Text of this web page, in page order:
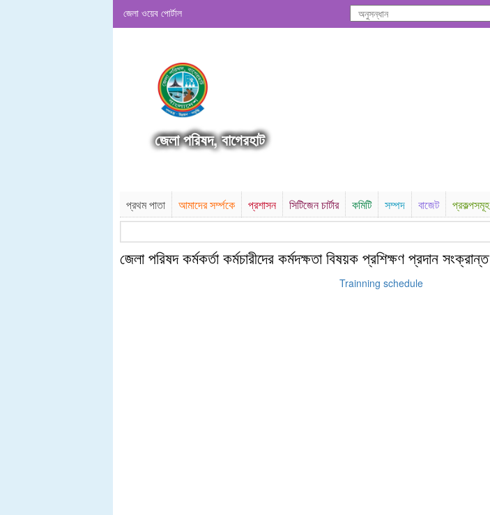
জেলা ওয়েব পোর্টাল
জেলা পরিষদ, বাগেরহাট
প্রথম পাতা আমাদের সর্ম্পকে প্রশাসন সিটিজেন চার্টার কমিটি সম্পদ বাজেট প্রকল্পসমূহ
জেলা পরিষদ কর্মকর্তা কর্মচারীদের কর্মদক্ষতা বিষয়ক প্রশিক্ষণ প্রদান সংক্রান্ত
Trainning schedule